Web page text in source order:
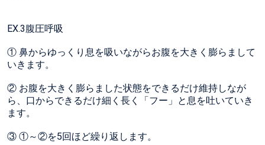
EX.3腹圧呼吸
① 鼻からゆっくり息を吸いながらお腹を大きく膨らまして
いきます。
② お腹を大きく膨らました状態をできるだけ維持しなが
ら、口からできるだけ細く長く「フー」と息を吐いていき
ます。
③ ①～②を5回ほど繰り返します。